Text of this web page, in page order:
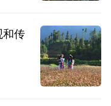
和传